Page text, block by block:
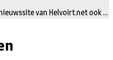
van Helvoirt.net ook …